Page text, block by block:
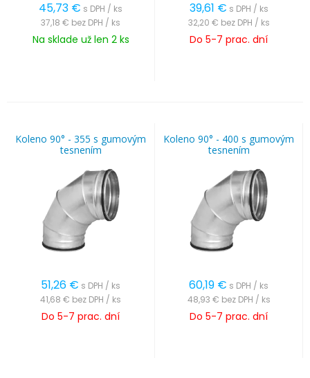
45,73 € s DPH / ks
37,18 € bez DPH / ks
Na sklade už len 2 ks
39,61 € s DPH / ks
32,20 € bez DPH / ks
Do 5-7 prac. dní
Koleno 90° - 355 s gumovým
tesnením
51,26 € s DPH / ks
41,68 € bez DPH / ks
Do 5-7 prac. dní
Koleno 90° - 400 s gumovým
tesnením
60,19 € s DPH / ks
48,93 € bez DPH / ks
Do 5-7 prac. dní